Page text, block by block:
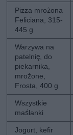
Pizza mrożona
Feliciana, 315-
445 g
Warzywa na
patelnię, do
piekarnika,
mrożone,
Frosta, 400 g
Wszystkie
maślanki
Jogurt, kefir